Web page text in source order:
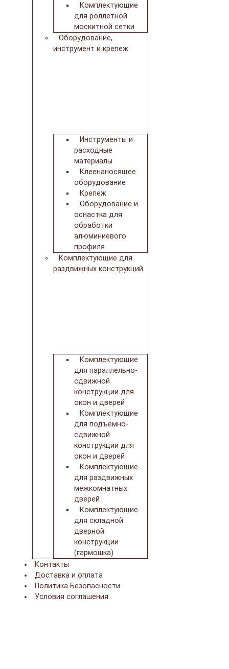
Комплектующие
для роллетной
москитной сетки
Оборудование,
инструмент и крепеж
Инструменты и
расходные
материалы
Клеенаносящее
оборудование
Крепеж
Оборудование и
оснастка для
обработки
алюминиевого
профиля
Комплектующие для
раздвижных конструкций
Комплектующие
для параллельно-
сдвижной
конструкции для
окон и дверей
Комплектующие
для подъемно-
сдвижной
конструкции для
окон и дверей
Комплектующие
для раздвижных
межкомнатных
дверей
Комплектующие
для складной
дверной
конструкции
(гармошка)
Контакты
Доставка и оплата
Политика Безопасности
Условия соглашения